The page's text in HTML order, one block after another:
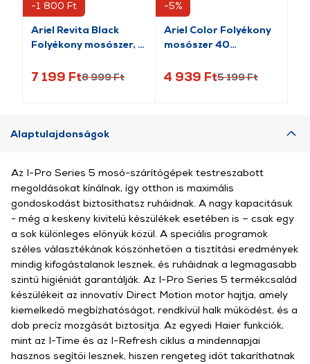
-1 800 Ft
Ariel Revita Black
Folyékony mosószer, 3
7 199 Ft8 999 Ft
-5%
Ariel Color Folyékony
mosószer 40
4 939 Ft5 199 Ft
Alaptulajdonságok
Az I-Pro Series 5 mosó-szárítógépek testreszabott
megoldásokat kínálnak, így otthon is maximális
gondoskodást biztosíthatsz ruháidnak. A nagy kapacitásuk
- még a keskeny kivitelű készülékek esetében is – csak egy
a sok különleges előnyük közül. A speciális programok
széles választékának köszönhetően a tisztítási eredmények
mindig kifogástalanok lesznek, és ruháidnak a legmagasabb
szintű higiéniát garantálják. Az I-Pro Series 5 termékcsalád
készülékeit az innovatív Direct Motion motor hajtja, amely
kiemelkedő megbízhatóságot, rendkívül halk működést, és a
dob precíz mozgását biztosítja. Az egyedi Haier funkciók,
mint az I-Time és az I-Refresh ciklus a mindennapjai
hasznos segítői lesznek, hiszen rengeteg időt takaríthatnak